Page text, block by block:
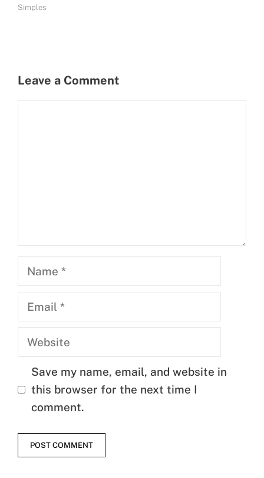
Simples
Leave a Comment
Name
Email
Website
Save my name, email, and website in
this browser for the next time I
comment.